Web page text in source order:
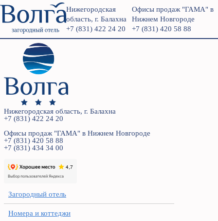
Нижегородская
область, г. Балахна
+7 (831) 422 24 20
Офисы продаж "ГАМА" в
Нижнем Новгороде
+7 (831) 420 58 88
Нижегородская область, г. Балахна
+7 (831) 422 24 20
Офисы продаж "ГАМА" в Нижнем Новгороде
+7 (831) 420 58 88
+7 (831) 434 34 00
Загородный отель
Номера и коттеджи